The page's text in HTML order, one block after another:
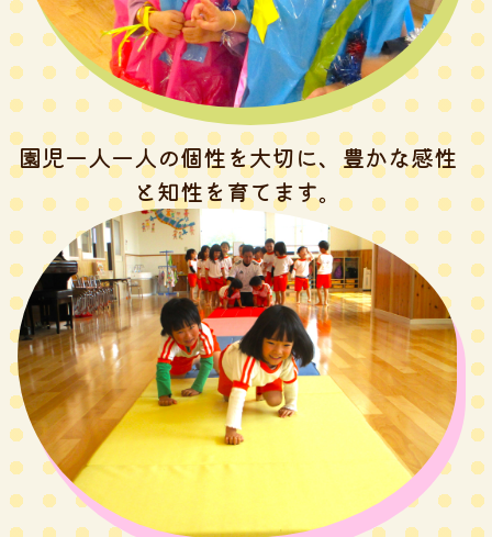
園児一人一人の個性を大切に、豊かな感性
と知性を育てます。